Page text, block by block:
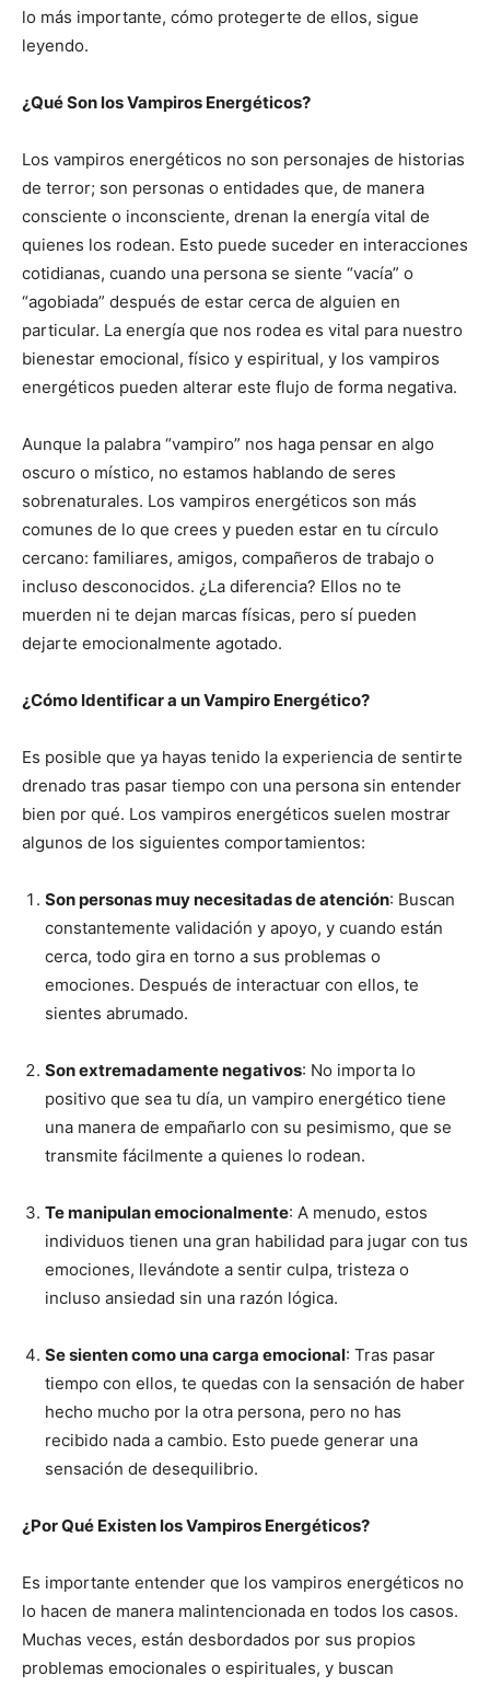
lo más importante, cómo protegerte de ellos, sigue
leyendo.
¿Qué Son los Vampiros Energéticos?
Los vampiros energéticos no son personajes de historias
de terror; son personas o entidades que, de manera
consciente o inconsciente, drenan la energía vital de
quienes los rodean. Esto puede suceder en interacciones
cotidianas, cuando una persona se siente “vacía” o
“agobiada” después de estar cerca de alguien en
particular. La energía que nos rodea es vital para nuestro
bienestar emocional, físico y espiritual, y los vampiros
energéticos pueden alterar este flujo de forma negativa.
Aunque la palabra “vampiro” nos haga pensar en algo
oscuro o místico, no estamos hablando de seres
sobrenaturales. Los vampiros energéticos son más
comunes de lo que crees y pueden estar en tu círculo
cercano: familiares, amigos, compañeros de trabajo o
incluso desconocidos. ¿La diferencia? Ellos no te
muerden ni te dejan marcas físicas, pero sí pueden
dejarte emocionalmente agotado.
¿Cómo Identificar a un Vampiro Energético?
Es posible que ya hayas tenido la experiencia de sentirte
drenado tras pasar tiempo con una persona sin entender
bien por qué. Los vampiros energéticos suelen mostrar
algunos de los siguientes comportamientos:
Son personas muy necesitadas de atención: Buscan
constantemente validación y apoyo, y cuando están
cerca, todo gira en torno a sus problemas o
emociones. Después de interactuar con ellos, te
sientes abrumado.
Son extremadamente negativos: No importa lo
positivo que sea tu día, un vampiro energético tiene
una manera de empañarlo con su pesimismo, que se
transmite fácilmente a quienes lo rodean.
Te manipulan emocionalmente: A menudo, estos
individuos tienen una gran habilidad para jugar con tus
emociones, llevándote a sentir culpa, tristeza o
incluso ansiedad sin una razón lógica.
Se sienten como una carga emocional: Tras pasar
tiempo con ellos, te quedas con la sensación de haber
hecho mucho por la otra persona, pero no has
recibido nada a cambio. Esto puede generar una
sensación de desequilibrio.
¿Por Qué Existen los Vampiros Energéticos?
Es importante entender que los vampiros energéticos no
lo hacen de manera malintencionada en todos los casos.
Muchas veces, están desbordados por sus propios
problemas emocionales o espirituales, y buscan